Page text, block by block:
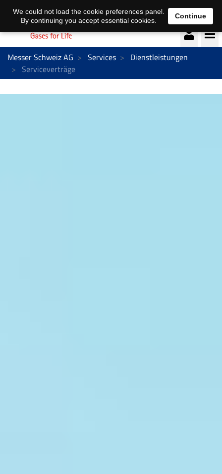
Deutsch français
Messer Schweiz AG Services
Dienstleistungen
Serviceverträge
We could not load the cookie preferences panel.
By continuing you accept essential cookies.
Continue